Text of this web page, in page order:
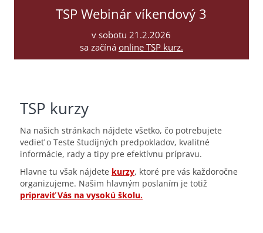
TSP Webinár víkendový 3
v sobotu 21.2.2026
sa začíná online TSP kurz.
TSP kurzy
Na našich stránkach nájdete všetko, čo potrebujete
vedieť o Teste študijných predpokladov, kvalitné
informácie, rady a tipy pre efektívnu prípravu.
Hlavne tu však nájdete kurzy, ktoré pre vás každoročne
organizujeme. Našim hlavným poslaním je totiž
pripraviť Vás na vysokú školu.